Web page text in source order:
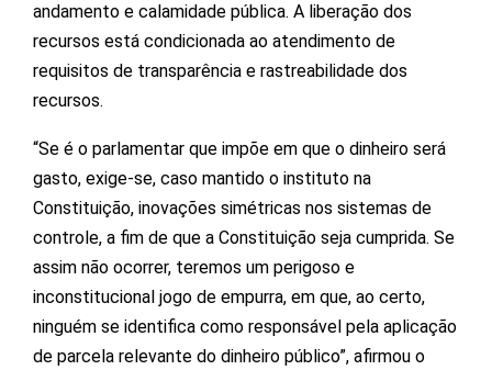
andamento e calamidade pública. A liberação dos
recursos está condicionada ao atendimento de
requisitos de transparência e rastreabilidade dos
recursos.
“Se é o parlamentar que impõe em que o dinheiro será
gasto, exige-se, caso mantido o instituto na
Constituição, inovações simétricas nos sistemas de
controle, a fim de que a Constituição seja cumprida. Se
assim não ocorrer, teremos um perigoso e
inconstitucional jogo de empurra, em que, ao certo,
ninguém se identifica como responsável pela aplicação
de parcela relevante do dinheiro público”, afirmou o